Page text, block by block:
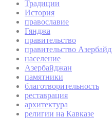
Традиции
История
православие
Гянджа
правительство
правительство
население
Азербайджан
памятники
благотворительность
реставрация
архитектура
религии на Кавказе